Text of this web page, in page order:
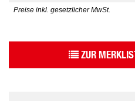
Preise inkl. gesetzlicher MwSt.
ZUR